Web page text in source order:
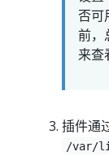
否可
前，
来查
插件通
/var/